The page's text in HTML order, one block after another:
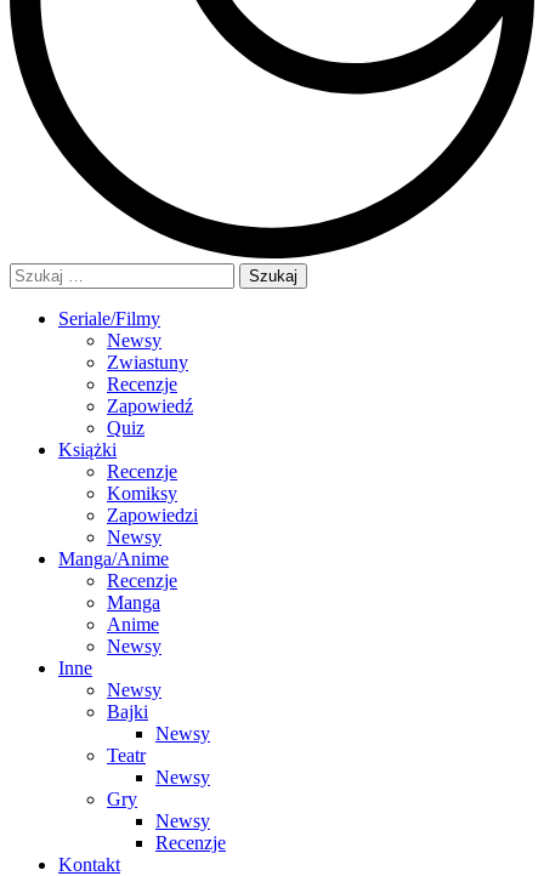
Szukaj:
Seriale/Filmy
Newsy
Zwiastuny
Recenzje
Zapowiedź
Quiz
Książki
Recenzje
Komiksy
Zapowiedzi
Newsy
Manga/Anime
Recenzje
Manga
Anime
Newsy
Inne
Newsy
Bajki
Newsy
Teatr
Newsy
Gry
Newsy
Recenzje
Kontakt